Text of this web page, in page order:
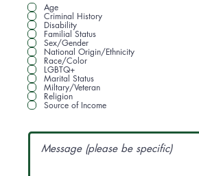
Age
Criminal History
Disability
Familial Status
Sex/Gender
National Origin/Ethnicity
Race/Color
LGBTQ+
Marital Status
Miltary/Veteran
Religion
Source of Income